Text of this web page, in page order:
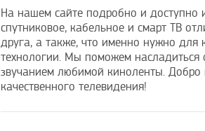
На нашем сайте подробно и доступно
спутниковое, кабельное и смарт ТВ
друга, а также, что именно нужно для
технологии. Мы поможем
звучанием любимой киноленты.
качественного телевидения!